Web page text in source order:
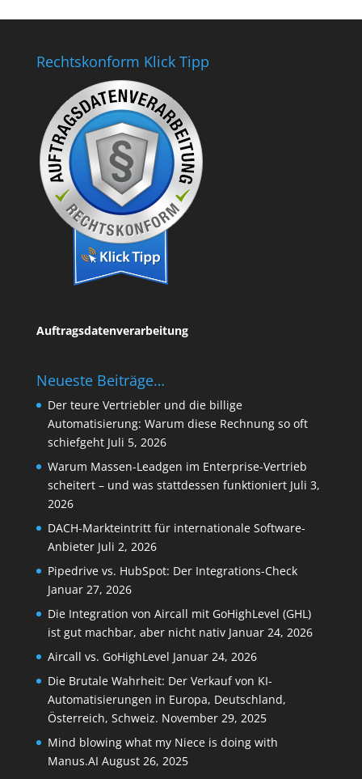
Rechtskonform Klick Tipp
Auftragsdatenverarbeitung
Neueste Beiträge…
Der teure Vertriebler und die billige
Automatisierung: Warum diese Rechnung so oft
schiefgeht Juli 5, 2026
Warum Massen-Leadgen im Enterprise-Vertrieb
scheitert – und was stattdessen funktioniert Juli 3,
2026
DACH-Markteintritt für internationale Software-
Anbieter Juli 2, 2026
Pipedrive vs. HubSpot: Der Integrations-Check
Januar 27, 2026
Die Integration von Aircall mit GoHighLevel (GHL)
ist gut machbar, aber nicht nativ Januar 24, 2026
Aircall vs. GoHighLevel Januar 24, 2026
Die Brutale Wahrheit: Der Verkauf von KI-
Automatisierungen in Europa, Deutschland,
Österreich, Schweiz. November 29, 2025
Mind blowing what my Niece is doing with
Manus.AI August 26, 2025